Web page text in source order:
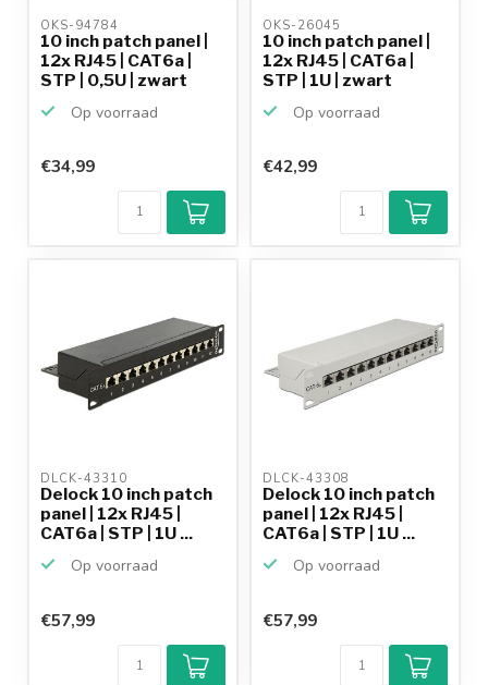
OKS-94784
10 inch patch panel |
12x RJ45 | CAT6a |
STP | 0,5U | zwart
Op voorraad
€34,99
OKS-26045
10 inch patch panel |
12x RJ45 | CAT6a |
STP | 1U | zwart
Op voorraad
€42,99
DLCK-43310
Delock 10 inch patch
panel | 12x RJ45 |
CAT6a | STP | 1U ...
Op voorraad
€57,99
DLCK-43308
Delock 10 inch patch
panel | 12x RJ45 |
CAT6a | STP | 1U ...
Op voorraad
€57,99